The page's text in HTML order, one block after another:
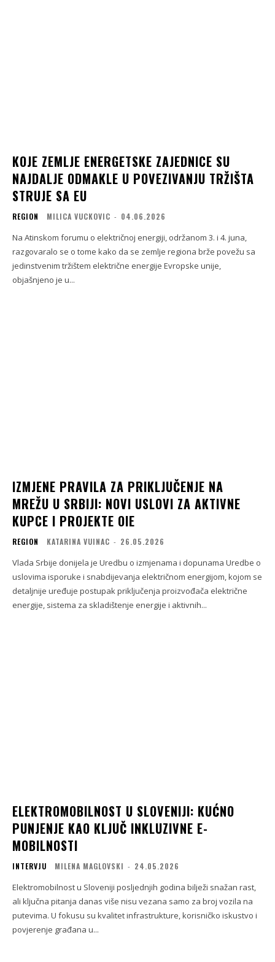
KOJE ZEMLJE ENERGETSKE ZAJEDNICE SU
NAJDALJE ODMAKLE U POVEZIVANJU TRŽIŠTA
STRUJE SA EU
REGION MILICA VUCKOVIC - 04.06.2026
Na Atinskom forumu o električnoj energiji, održanom 3. i 4. juna,
razgovaralo se o tome kako da se zemlje regiona brže povežu sa
jedinstvenim tržištem električne energije Evropske unije,
objašnjeno je u...
IZMJENE PRAVILA ZA PRIKLJUČENJE NA
MREŽU U SRBIJI: NOVI USLOVI ZA AKTIVNE
KUPCE I PROJEKTE OIE
REGION KATARINA VUINAC - 26.05.2026
Vlada Srbije donijela je Uredbu o izmjenama i dopunama Uredbe o
uslovima isporuke i snabdijevanja električnom energijom, kojom se
detaljnije uređuje postupak priključenja proizvođača električne
energije, sistema za skladištenje energije i aktivnih...
ELEKTROMOBILNOST U SLOVENIJI: KUĆNO
PUNJENJE KAO KLJUČ INKLUZIVNE E-
MOBILNOSTI
INTERVJU MILENA MAGLOVSKI - 24.05.2026
Elektromobilnost u Sloveniji posljednjih godina bilježi snažan rast,
ali ključna pitanja danas više nisu vezana samo za broj vozila na
putevima. U fokusu su kvalitet infrastrukture, korisničko iskustvo i
povjerenje građana u...